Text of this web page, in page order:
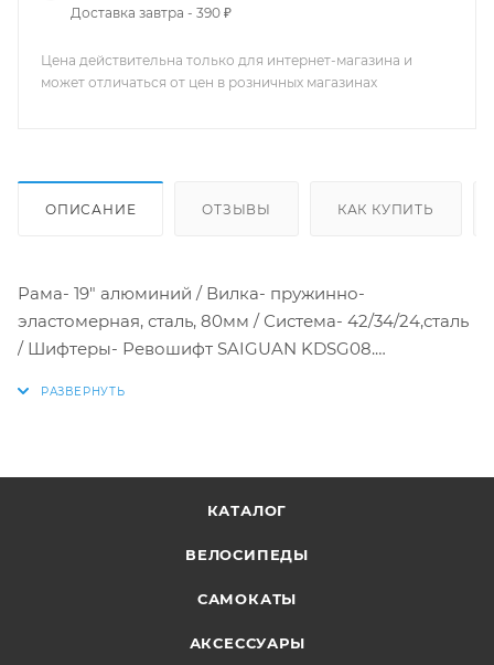
Доставка завтра - 390 ₽
Цена действительна только для интернет-магазина и
может отличаться от цен в розничных магазинах
ОПИСАНИЕ ОТЗЫВЫ КАК КУПИТЬ
Рама- 19" алюминий / Вилка- пружинно-
эластомерная, сталь, 80мм / Система- 42/34/24,сталь
/ Шифтеры- Ревошифт SAIGUAN KDSG08.
КАТАЛОГ
ВЕЛОСИПЕДЫ
САМОКАТЫ
АКСЕССУАРЫ